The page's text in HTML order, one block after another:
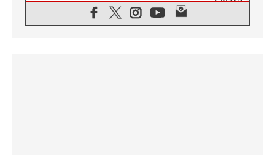
البابا لاوُن الرابع عشر للشباب في أسيزي: